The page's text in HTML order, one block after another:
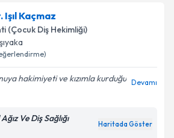
Işıl Kaçmaz
(Çocuk Diş Hekimliği)
hakimiyeti ve kızımla kurduğu Devamı
Ve Diş Sağlığı
Haritada Göster